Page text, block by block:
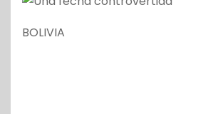
BOLIVIA